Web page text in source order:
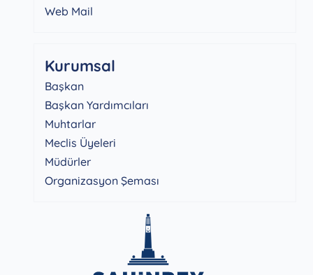
Web Mail
Kurumsal
Başkan
Başkan Yardımcıları
Muhtarlar
Meclis Üyeleri
Müdürler
Organizasyon Şeması